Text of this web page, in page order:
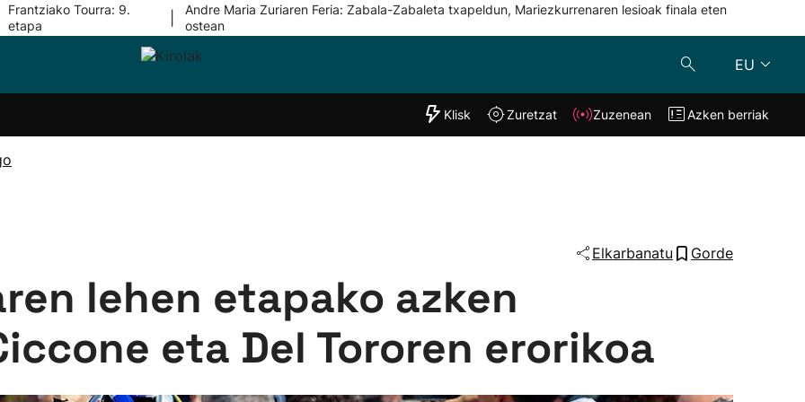
Frantziako Tourra: 9.
etapa
Andre Maria Zuriaren Feria: Zabala-Zabaleta txapeldun, Mariezkurrenaren lesioak finala eten
ostean
EU
Taldeak
"Helmuga"
Klisk Zuzenean
Klisk Zuretzat Zuzenean Azken berriak
Elkarbanatu Gorde
lehen etapako azken
eta Del Tororen erorikoa